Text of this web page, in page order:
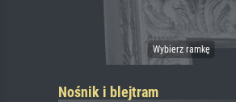
Nośnik i blejtram